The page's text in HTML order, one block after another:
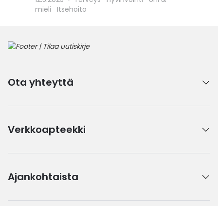
mieli
Itsehoito
Ota yhteyttä
Verkkoapteekki
Ajankohtaista